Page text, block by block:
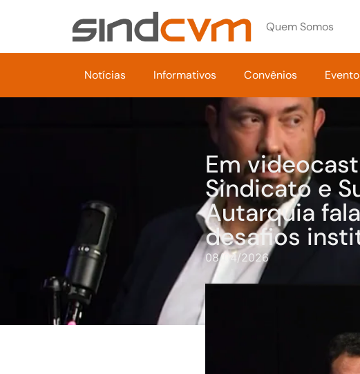
Quem Somos
Notícias Informativos Convênios
Em
Sindicato e
Autarquia
desafios
08/04/2026